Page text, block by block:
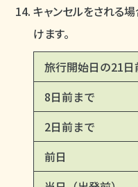
キャンセルをされる
けます。
旅行開始日の21日
8日前まで
2日前まで
前日